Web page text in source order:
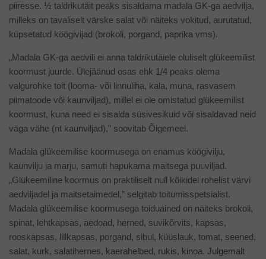
piiresse. ½ taldrikutäit peaks sisaldama madala GK-ga aedvilja,
milleks on tavaliselt värske salat või näiteks vokitud, aurutatud,
küpsetatud köögivijad (brokoli, porgand, paprika vms).
„Madala GK-ga aedvili ei anna taldrikutäiele oluliselt glükeemilist
koormust juurde. Ülejäänud osas ehk 1/4 peaks olema
valgurohke toit (looma- või linnuliha, kala, muna, rasvasem
piimatoode või kaunviljad), millel ei ole omistatud glükeemilist
koormust, kuna need ei sisalda süsivesikuid või sisaldavad neid
väga vähe (nt kaunviljad),” soovitab Õigemeel.
Madala glükeemilise koormusega on enamus köögivilju,
kaunvilju ja marju, samuti hapukama maitsega puuviljad.
„Glükeemiline koormus on praktiliselt null kõikidel rohelist värvi
aedviljadel ja maitsetaimedel,” selgitab toitumisspetsialist.
Madala glükeemilise koormusega toiduained on näiteks brokoli,
spinat, lehtkapsas, aedoad, herned, suvikõrvits, kapsas,
rooskapsas, lillkapsas, porgand, sibul, küüslauk, tomat, seened,
salat, kurk, salatihernes, kaerahelbed, rukis, kinoa. Julgemalt